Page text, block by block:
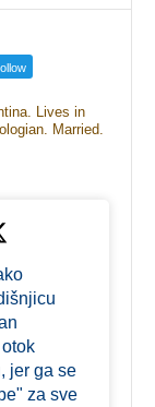
Lives in
Married.
jer ga se
za sve